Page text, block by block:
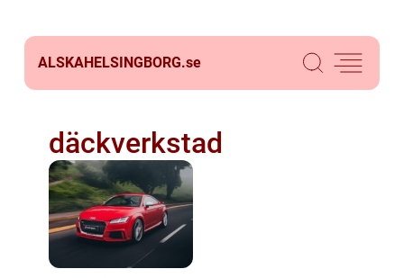
ALSKAHELSINGBORG.se
däckverkstad